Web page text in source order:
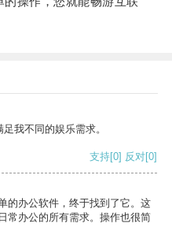
我不同的娱乐需求。
支持[0] 反对[0]
的办公软件，终于找到了它。这
常办公的所有需求。操作也很简